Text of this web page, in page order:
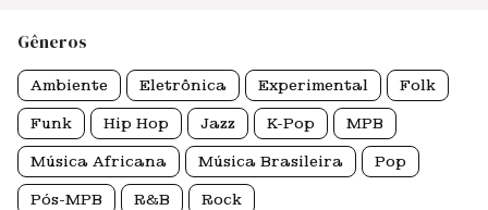
Gêneros
Ambiente Eletrônica Experimental Folk
Funk Hip Hop Jazz K-Pop MPB
Música Africana Música Brasileira Pop
Pós-MPB R&B Rock